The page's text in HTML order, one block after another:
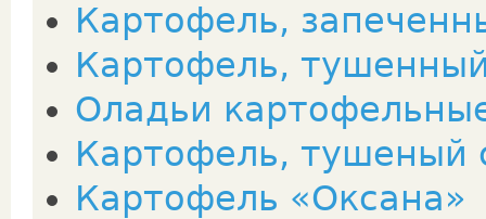
Картофель,
Картофель,
Оладьи
Картофель, тушеный
Картофель «Оксана»